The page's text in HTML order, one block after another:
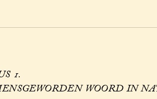
1.
WOORD IN